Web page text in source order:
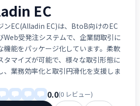
EC
ンEC(Alladin EC)は、BtoB向けのEC
Web受発注システムで、企業間取引に
機能をパッケージ化しています。柔軟
タマイズが可能で、様々な取引形態に
、業務効率化と取引円滑化を支援しま
0.0(0 レビュー)